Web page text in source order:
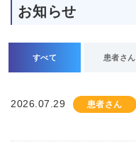
お知らせ
すべて 患者さん
2026.07.29 患者さん